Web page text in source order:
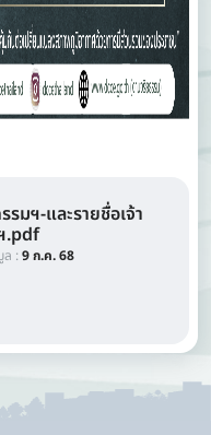
มฯ-และรายชื่อเจ้า
.pdf
ล :9 ก.ค. 68